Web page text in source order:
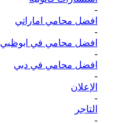
-
افضل محامي اماراتي
-
افضل محامي في ابوظبي
-
افضل محامي في دبي
-
الإعلان
-
التاجر
-